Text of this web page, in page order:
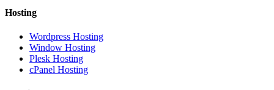
Hosting
Wordpress Hosting
Window Hosting
Plesk Hosting
cPanel Hosting